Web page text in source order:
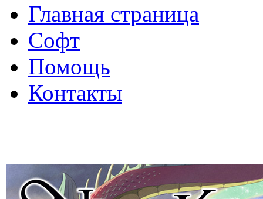
Главная страница
Софт
Помощь
Контакты